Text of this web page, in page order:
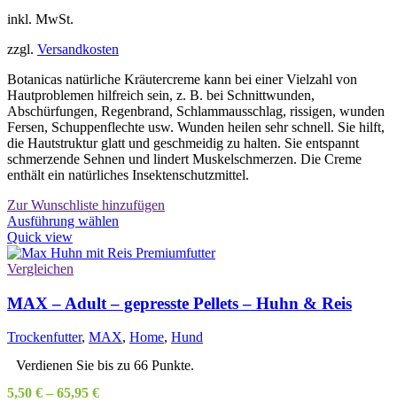
inkl. MwSt.
zzgl. Versandkosten
Botanicas natürliche Kräutercreme kann bei einer Vielzahl von
Hautproblemen hilfreich sein, z. B. bei Schnittwunden,
Abschürfungen, Regenbrand, Schlammausschlag, rissigen, wunden
Fersen, Schuppenflechte usw. Wunden heilen sehr schnell. Sie hilft,
die Hautstruktur glatt und geschmeidig zu halten. Sie entspannt
schmerzende Sehnen und lindert Muskelschmerzen. Die Creme
enthält ein natürliches Insektenschutzmittel.
Zur Wunschliste hinzufügen
Ausführung wählen
weist
auf.
Die
Optionen
können
auf
Quick view
Vergleichen
MAX – Adult – gepresste Pellets – Huhn & Reis
Trockenfutter, MAX, Home, Hund
Verdienen Sie bis zu 66 Punkte.
5,50 € – 65,95 €